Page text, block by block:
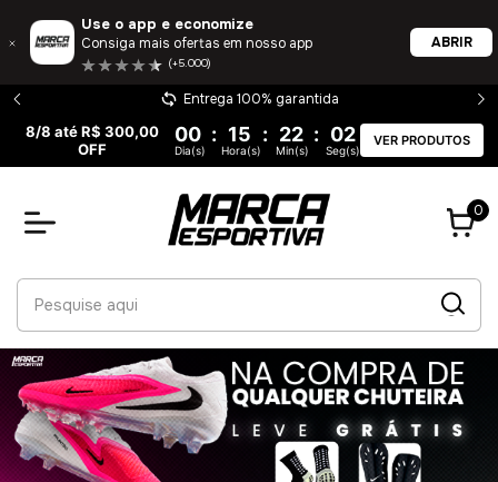
Use o app e economize
Consiga mais ofertas em nosso app
(+5.000)
ABRIR
Entrega 100% garantida
8/8 até R$ 300,00
OFF
00 : 15 : 22 : 01
Dia(s) Hora(s) Min(s) Seg(s)
VER PRODUTOS
0